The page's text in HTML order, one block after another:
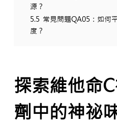
源？
5.5 常見問題QA05：如何
度？
探索維他命
劑中的神祕